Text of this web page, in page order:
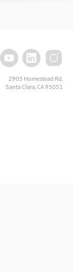
2905 Homestead Rd,
Santa Clara, CA 95051